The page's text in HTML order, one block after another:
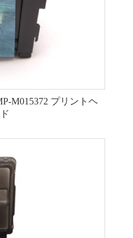
M015372 プリントヘ